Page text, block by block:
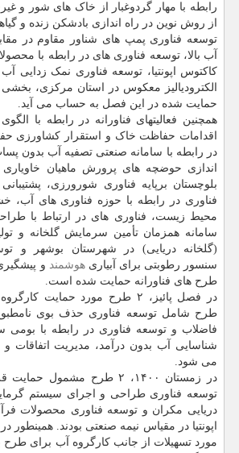
رابطه با مهار گردوغبار از خاک های شور و
از روش نوین در راه اندازی بادشکن زنده و
توسعه فناوری پمپ های شناور مقاوم در
آب بالا، توسعه فناوری های در رابطه با
کاکتوس اپونتیا، توسعه فناوری نمک زدایی
الکترودیالیز معکوس در استان مرکزی،
حمایت شده در این فصل به حساب می آید.
همچنین فعالیتهای فناورانه در رابطه با
اقدامات حفاظت خاک و استقرار کشاورزی
در رابطه با سامانه صنعتی تصفیه آب بدون
اندازی حوضچه های پرورش ماهیان
بلوچستان برپایه فناوری شورورزی،
فناوری در رابطه با حوزه فناوری های
محیط زیست، فناوری های در ارتباط با
سامانه همزمان تأمین سرمایش گلخانه و
(گلخانه دریایی) در شهرستان بوشهر و
سنسور رطوبتی برای آبیاریهوشمند و
طرح های فناورانه حمایت شده است.
در فصل پائیز، ۲ طرح مورد حمایت
طرح شامل توسعه فناوری حذف بوی
فاضلاب و توسعه فناوری در رابطه با بومی
شناسایی آب بدون درآمد، مدیریت
می شود.
در زمستان ۱۴۰۰، ۲ طرح مشمول
توسعه فناوری طراحی و اجرای سیستم
دریایی مکران و توسعه فناوری محصولات
مورد تسهیلات از جانب کارگروه آب برای